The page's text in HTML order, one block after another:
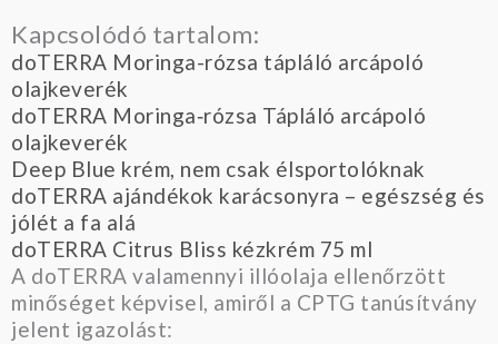
Kapcsolódó tartalom:
doTERRA Moringa-rózsa tápláló arcápoló
olajkeverék
doTERRA Moringa‑rózsa Tápláló arcápoló
olajkeverék
Deep Blue krém, nem csak élsportolóknak
doTERRA ajándékok karácsonyra – egészség és
jólét a fa alá
doTERRA Citrus Bliss kézkrém 75 ml
A doTERRA valamennyi illóolaja ellenőrzött
minőséget képvisel, amiről a CPTG tanúsítvány
jelent igazolást: